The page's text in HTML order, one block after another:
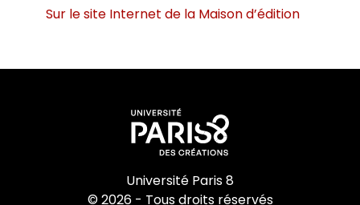
Sur le site Internet de la Maison d’édition
Université Paris 8
© 2026 - Tous droits réservés